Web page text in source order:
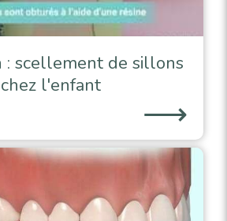
: scellement de sillons
chez l'enfant
⟶